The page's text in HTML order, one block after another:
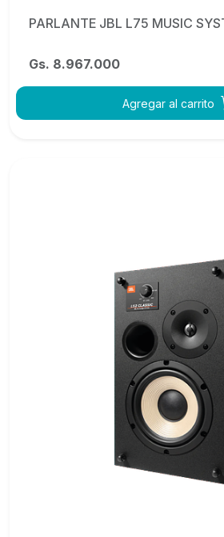
PARLANTE JBL L75 MUSIC
Gs. 8.967.000
Agregar al carrito